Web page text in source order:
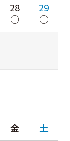
28
○
29
○
金
土